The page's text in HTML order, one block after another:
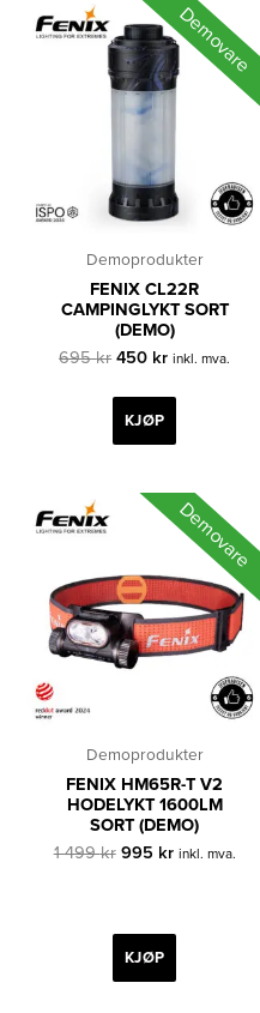
Demovare
Demoprodukter
FENIX CL22R
CAMPINGLYKT SORT
(DEMO)
695kr Opprinnelig
var:
695 kr.
450 krNåværende
er:
inkl. mva.
KJØP
Demovare
Demoprodukter
FENIX HM65R-T V2
HODELYKT 1600LM
SORT (DEMO)
1 499kr Opprinnelig
499 kr.
995 krNåværende
inkl. mva.
KJØP